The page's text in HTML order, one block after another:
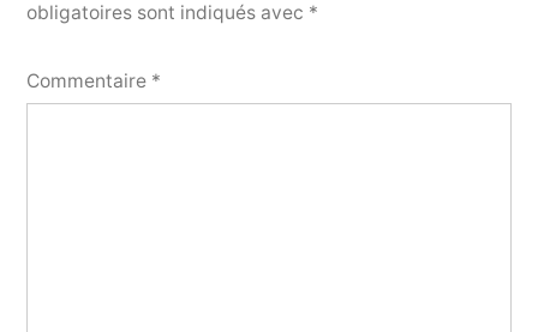
obligatoires sont indiqués avec *
Commentaire *